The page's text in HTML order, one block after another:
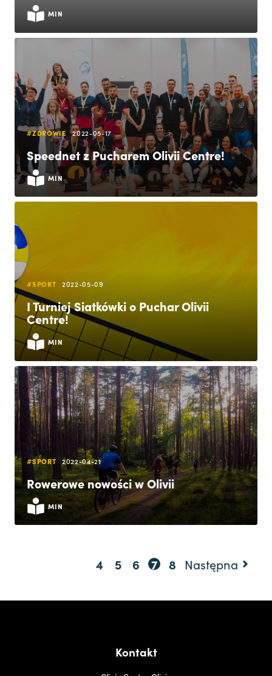
MIN
#ZDROWIE 2022-05-17
Speednet z Pucharem Olivii Centre!
MIN
#SPORT 2022-05-09
I Turniej Siatkówki o Puchar Olivii
Centre!
MIN
#SPORT 2022-04-21
Rowerowe nowości w Olivii
MIN
4 5 6 7 8 Następna
Kontakt